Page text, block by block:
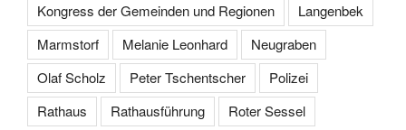
Kongress der Gemeinden und Regionen
Langenbek
Marmstorf
Melanie Leonhard
Neugraben
Olaf Scholz
Peter Tschentscher
Polizei
Rathaus
Rathausführung
Roter Sessel